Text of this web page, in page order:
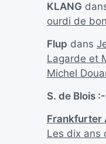
KLANG
ourdi de
Flup dans
Lagarde et
Michel
S. de Blois
Frankfurter
Les dix ans